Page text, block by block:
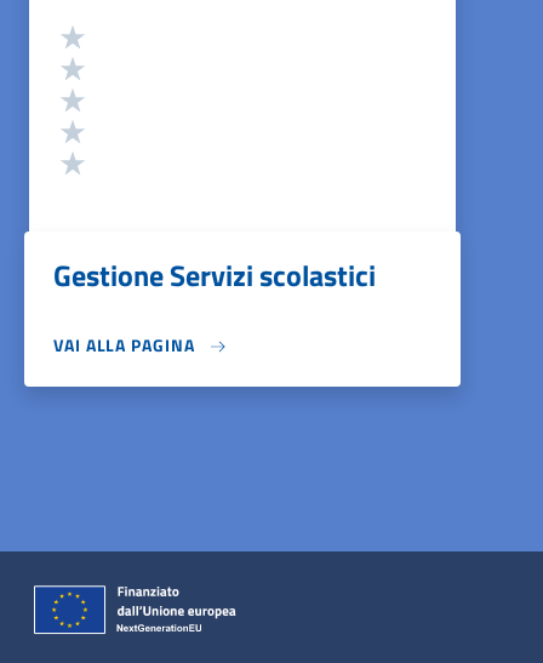
Valutazione
Gestione Servizi scolastici
VAI ALLA PAGINA